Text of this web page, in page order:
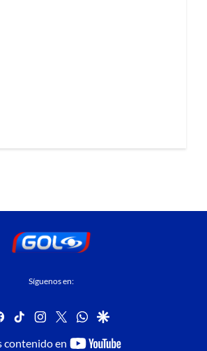
Síguenos en:
facebook
tiktok instagram
twitterwhatsapp
google
contenido en
youtube-